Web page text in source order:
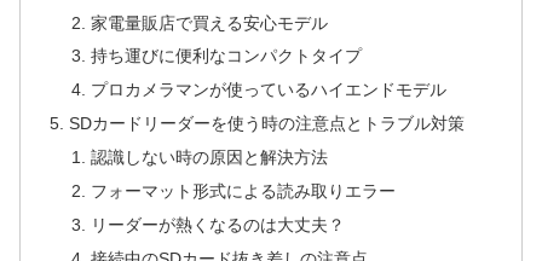
家電量販店で買える安心モデル
持ち運びに便利なコンパクトタイプ
プロカメラマンが使っているハイエンドモデル
SDカードリーダーを使う時の注意点とトラブル対策
認識しない時の原因と解決方法
フォーマット形式による読み取りエラー
リーダーが熱くなるのは大丈夫？